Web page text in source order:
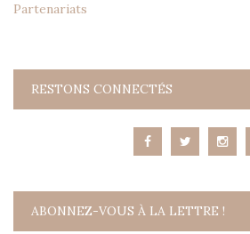
Partenariats
RESTONS CONNECTÉS
ABONNEZ-VOUS À LA LETTRE !